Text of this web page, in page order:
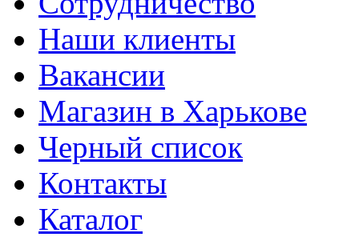
Наши клиенты
Вакансии
Магазин в Харькове
Черный список
Контакты
Каталог